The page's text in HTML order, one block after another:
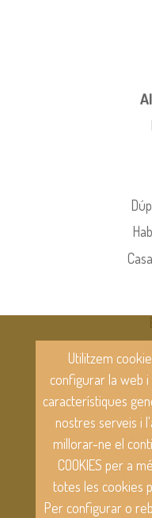
Utilitzem
configurar la web
característiques
nostres serveis i
millorar-ne el
COOKIES per a
totes les cookies
Per configurar o
Tel.
Plaça
Illes